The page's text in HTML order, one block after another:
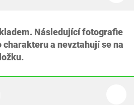
Následující fotografie
charakteru a nevztahují se na